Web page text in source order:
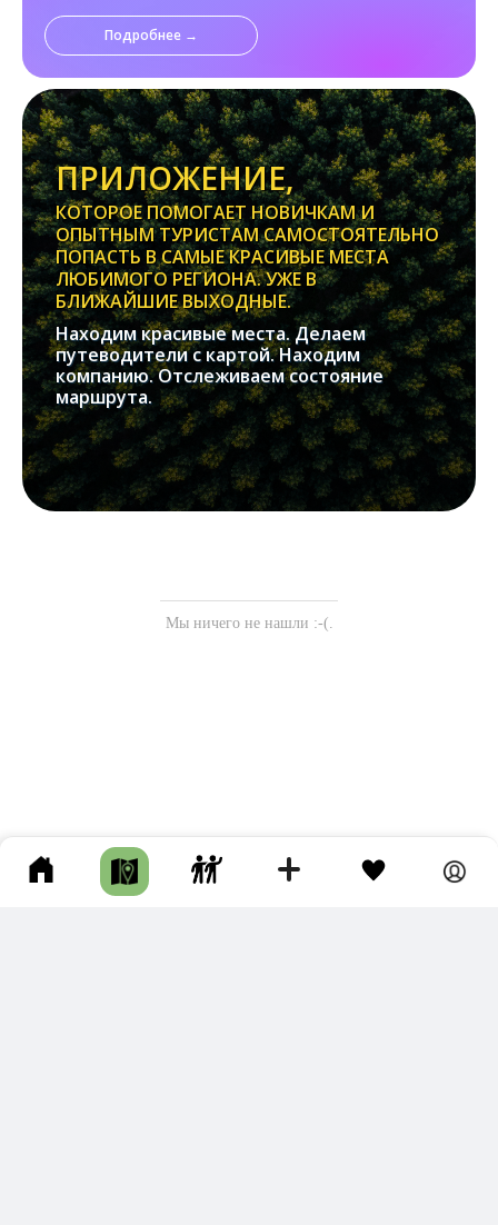
Подробнее →
ПРИЛОЖЕНИЕ,
КОТОРОЕ ПОМОГАЕТ НОВИЧКАМ И
ОПЫТНЫМ ТУРИСТАМ САМОСТОЯТЕЛЬНО
ПОПАСТЬ В САМЫЕ КРАСИВЫЕ МЕСТА
ЛЮБИМОГО РЕГИОНА. УЖЕ В
БЛИЖАЙШИЕ ВЫХОДНЫЕ.
Находим красивые места. Делаем
путеводители с картой. Находим
компанию. Отслеживаем состояние
маршрута.
Мы ничего не нашли :-(.